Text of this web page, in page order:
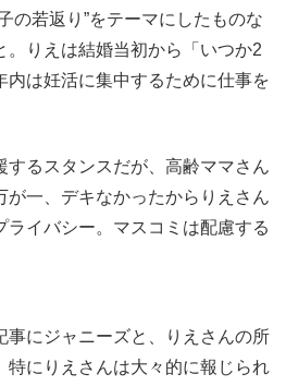
の若返り”をテーマにしたものな
。りえは結婚当初から「いつか2
内は妊活に集中するために仕事を
るスタンスだが、高齢ママさん
一、デキなかったからりえさん
イバシー。マスコミは配慮する
にジャニーズと、りえさんの所
特にりえさんは大々的に報じられ